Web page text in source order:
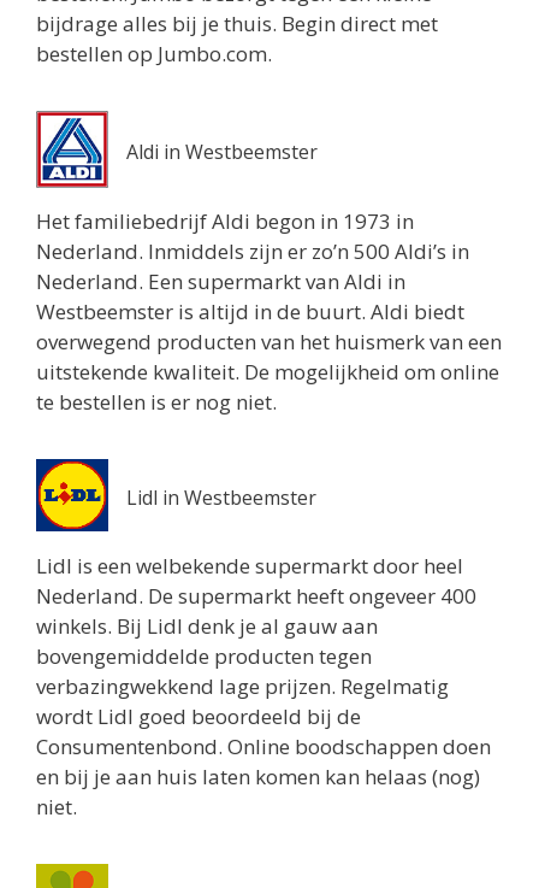
bijdrage alles bij je thuis. Begin direct met
bestellen op Jumbo.com.
Aldi in Westbeemster
Het familiebedrijf Aldi begon in 1973 in
Nederland. Inmiddels zijn er zo’n 500 Aldi’s in
Nederland. Een supermarkt van Aldi in
Westbeemster is altijd in de buurt. Aldi biedt
overwegend producten van het huismerk van een
uitstekende kwaliteit. De mogelijkheid om online
te bestellen is er nog niet.
Lidl in Westbeemster
Lidl is een welbekende supermarkt door heel
Nederland. De supermarkt heeft ongeveer 400
winkels. Bij Lidl denk je al gauw aan
bovengemiddelde producten tegen
verbazingwekkend lage prijzen. Regelmatig
wordt Lidl goed beoordeeld bij de
Consumentenbond. Online boodschappen doen
en bij je aan huis laten komen kan helaas (nog)
niet.